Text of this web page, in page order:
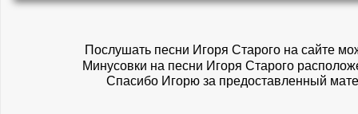
Послушать песни Игоря Старого на сайте
Минусовки на песни Игоря Старого
Спасибо Игорю за предоставленный